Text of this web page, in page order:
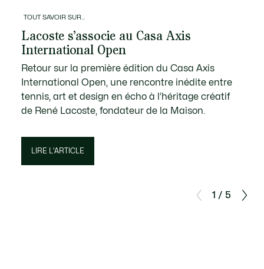
1 / 5
TOUT SAVOIR SUR...
Lacoste s’associe au Casa Axis
International Open
Retour sur la première édition du Casa Axis
International Open, une rencontre inédite entre
tennis, art et design en écho à l’héritage créatif
de René Lacoste, fondateur de la Maison.
LIRE L'ARTICLE